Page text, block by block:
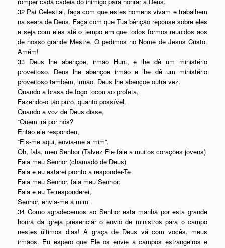
32 Pai Celestial, faça com que estes homens vivam e trabalhem
na seara de Deus. Faça com que Tua bênção repouse sobre eles
e seja com eles até o tempo em que todos formos reunidos aos
de nosso grande Mestre. O pedimos no Nome de Jesus Cristo.
Amém!
33 Deus lhe abençoe, irmão Hunt, e lhe dê um ministério
proveitoso. Deus lhe abençoe irmão e lhe dê um ministério
proveitoso também, irmão. Deus lhe abençoe outra vez.
Quando a brasa de fogo tocou ao profeta,
Fazendo-o tão puro, quanto possível,
Quando a voz de Deus disse,
“Quem irá por nós?”
Então ele respondeu,
“Eis-me aqui, envia-me a mim”.
Oh, fala, meu Senhor (Talvez Ele fale a muitos corações jovens)
Fala meu Senhor (chamado de Deus)
Fala e eu estarei pronto a responder-Te
Fala meu Senhor, fala meu Senhor;
Fala e eu Te responderei,
Senhor, envia-me a mim”.
34 Como agradecemos ao Senhor esta manhã por esta grande
honra da igreja presenciar o envio de ministros para o campo
nestes últimos dias! A graça de Deus vá com vocês, meus
irmãos. Eu espero que Ele os envie a campos estrangeiros e